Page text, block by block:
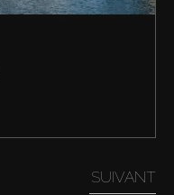
SUIVANT